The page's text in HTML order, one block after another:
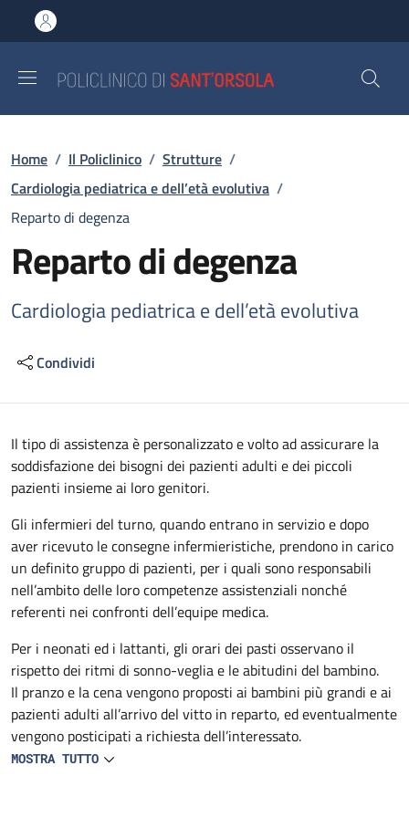
al contenuto principale
to footer content
Briciole di pane
Home / Il Policlinico / Strutture /
Cardiologia pediatrica e dell’età evolutiva /
Reparto di degenza
Reparto di degenza
Cardiologia pediatrica e dell’età evolutiva
Condividi
Descrizione
Il tipo di assistenza è personalizzato e volto ad assicurare la
soddisfazione dei bisogni dei pazienti adulti e dei piccoli
pazienti insieme ai loro genitori.
Gli infermieri del turno, quando entrano in servizio e dopo
aver ricevuto le consegne infermieristiche, prendono in carico
un definito gruppo di pazienti, per i quali sono responsabili
nell’ambito delle loro competenze assistenziali nonché
referenti nei confronti dell’equipe medica.
Per i neonati ed i lattanti, gli orari dei pasti osservano il
rispetto dei ritmi di sonno-veglia e le abitudini del bambino.
Il pranzo e la cena vengono proposti ai bambini più grandi e ai
pazienti adulti all’arrivo del vitto in reparto, ed eventualmente
vengono posticipati a richiesta dell’interessato.
MOSTRA TUTTO